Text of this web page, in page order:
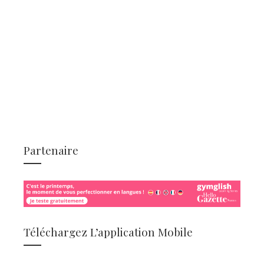
Partenaire
Téléchargez L’application Mobile